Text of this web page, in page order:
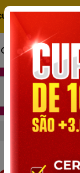
CERTIFICADO